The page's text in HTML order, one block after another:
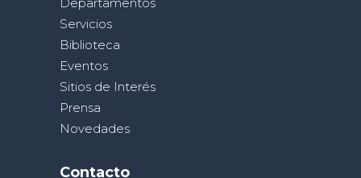
Departamentos
Servicios
Biblioteca
Eventos
Sitios de Interés
Prensa
Novedades
Contacto